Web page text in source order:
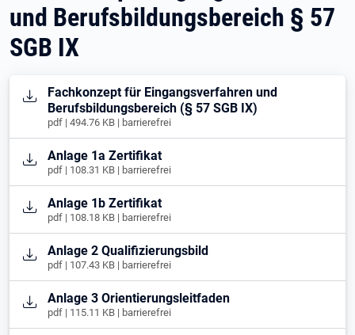
und Berufsbildungsbereich § 57
SGB IX
Öffnet in neuem Tab
Fachkonzept für Eingangsverfahren und
Berufsbildungsbereich (§ 57 SGB IX)
pdf | 494.76 KB | barrierefrei
Öffnet in neuem Tab
Anlage 1a Zertifikat
pdf | 108.31 KB | barrierefrei
Öffnet in neuem Tab
Anlage 1b Zertifikat
pdf | 108.18 KB | barrierefrei
Öffnet in neuem Tab
Anlage 2 Qualifizierungsbild
pdf | 107.43 KB | barrierefrei
Öffnet in neuem Tab
Anlage 3 Orientierungsleitfaden
pdf | 115.11 KB | barrierefrei